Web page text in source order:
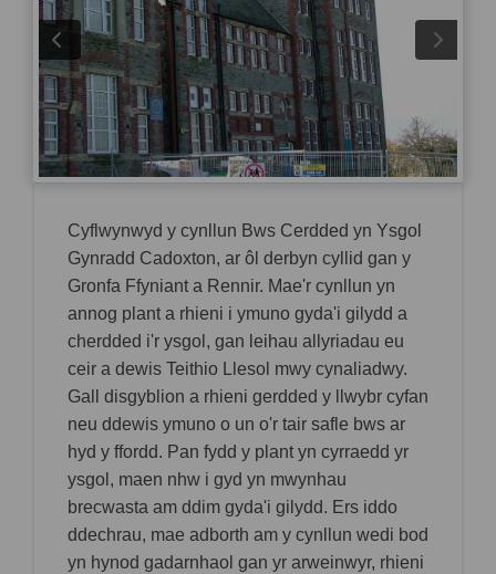
Cyflwynwyd y cynllun Bws Cerdded yn Ysgol
Gynradd Cadoxton, ar ôl derbyn cyllid gan y
Gronfa Ffyniant a Rennir. Mae'r cynllun yn
annog plant a rhieni i ymuno gyda'i gilydd a
cherdded i'r ysgol, gan leihau allyriadau eu
ceir a dewis Teithio Llesol mwy cynaliadwy.
Gall disgyblion a rhieni gerdded y llwybr cyfan
neu ddewis ymuno o un o'r tair safle bws ar
hyd y ffordd. Pan fydd y plant yn cyrraedd yr
ysgol, maen nhw i gyd yn mwynhau
brecwasta am ddim gyda'i gilydd. Ers iddo
ddechrau, mae adborth am y cynllun wedi bod
yn hynod gadarnhaol gan yr arweinwyr, rhieni